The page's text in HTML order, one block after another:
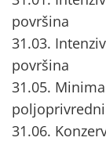
površina
31.03.
površina
31.05.
31.06.